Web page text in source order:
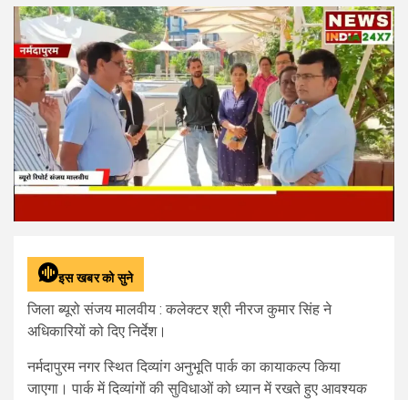
इस खबर को सुने
जिला ब्यूरो संजय मालवीय : कलेक्टर श्री नीरज कुमार सिंह ने
अधिकारियों को दिए निर्देश।
नर्मदापुरम नगर स्थित दिव्यांग अनुभूति पार्क का कायाकल्प किया
जाएगा। पार्क में दिव्यांगों की सुविधाओं को ध्यान में रखते हुए आवश्यक